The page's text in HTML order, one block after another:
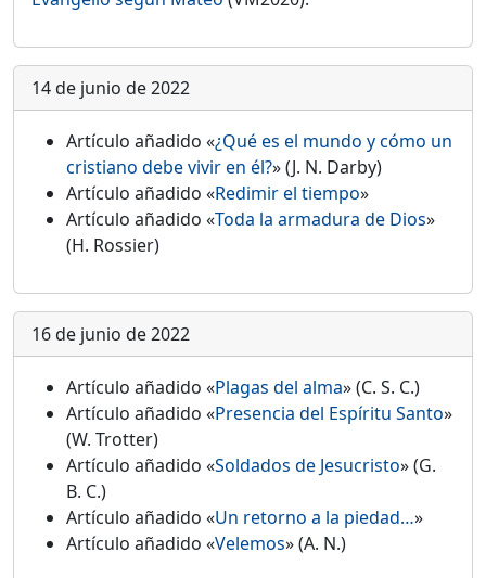
14 de junio de 2022
Artículo añadido «¿Qué es el mundo y cómo un
cristiano debe vivir en él?» (J. N. Darby)
Artículo añadido «Redimir el tiempo»
Artículo añadido «Toda la armadura de Dios»
(H. Rossier)
16 de junio de 2022
Artículo añadido «Plagas del alma» (C. S. C.)
Artículo añadido «Presencia del Espíritu Santo»
(W. Trotter)
Artículo añadido «Soldados de Jesucristo» (G.
B. C.)
Artículo añadido «Un retorno a la piedad…»
Artículo añadido «Velemos» (A. N.)